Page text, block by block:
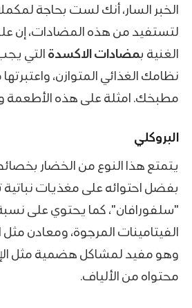
الخبر السار، أنك لست بحاجة
لتستفيد من هذه المضادات، إن
الغنية بمضادات الاكسدة التي
نظامك الغذائي المتوازن،
مطبخك. امثلة على هذه الأطعمة
البروكلي
يتمتع هذا النوع من الخضار
بفضل احتوائه على مغذيات
"سلفورافان"، كما يحتوي على
الفيتامينات المرجوة، ومعادن مثل
وهو مفيد لمشاكل هضمية مثل
محتواه من الألياف.